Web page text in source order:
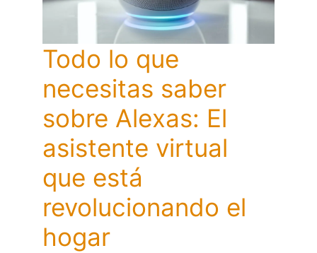
Todo lo que
necesitas saber
sobre Alexas: El
asistente virtual
que está
revolucionando el
hogar